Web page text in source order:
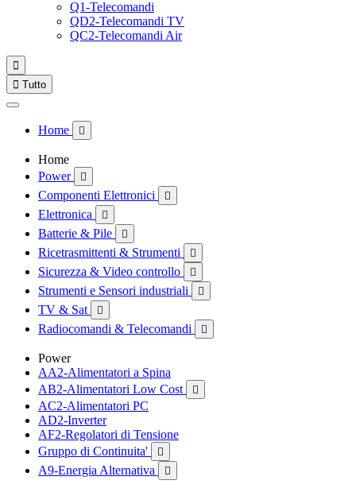
Q1-Telecomandi
QD2-Telecomandi TV
QC2-Telecomandi Air

 Tutto
Home 
Home
Power

Componenti Elettronici 
Elettronica 
Batterie & Pile 
Ricetrasmittenti & Strumenti 
Sicurezza & Video controllo 
Strumenti e Sensori industriali 
TV & Sat 
Radiocomandi & Telecomandi 
Power
AA2-Alimentatori a Spina
AB2-Alimentatori Low Cost

AC2-Alimentatori PC
AD2-Inverter
AF2-Regolatori di Tensione
Gruppo di Continuita'

A9-Energia Alternativa 